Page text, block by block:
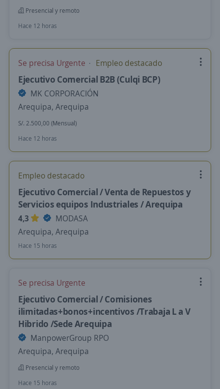
Presencial y remoto
Hace 12 horas
Se precisa Urgente Empleo destacado
Ejecutivo Comercial B2B (Culqi BCP)
MK CORPORACIÓN
Arequipa, Arequipa
S/. 2.500,00 (Mensual)
Hace 12 horas
Empleo destacado
Ejecutivo Comercial / Venta de Repuestos y
Servicios equipos Industriales / Arequipa
4,3
MODASA
Arequipa, Arequipa
Hace 15 horas
Se precisa Urgente
Ejecutivo Comercial / Comisiones
ilimitadas+bonos+incentivos /Trabaja L a V
Hibrido /Sede Arequipa
ManpowerGroup RPO
Arequipa, Arequipa
Presencial y remoto
Hace 15 horas